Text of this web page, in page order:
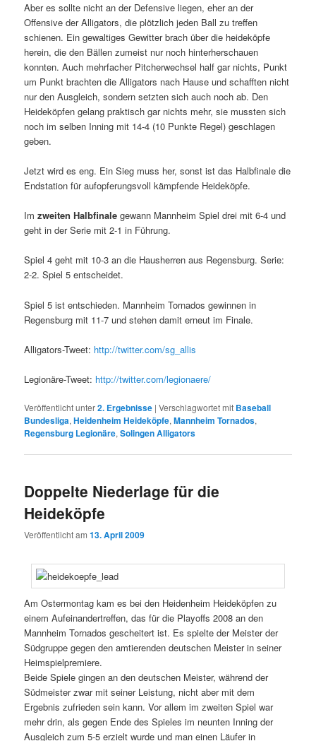
Aber es sollte nicht an der Defensive liegen, eher an der
Offensive der Alligators, die plötzlich jeden Ball zu treffen
schienen. Ein gewaltiges Gewitter brach über die heideköpfe
herein, die den Bällen zumeist nur noch hinterherschauen
konnten. Auch mehrfacher Pitcherwechsel half gar nichts, Punkt
um Punkt brachten die Alligators nach Hause und schafften nicht
nur den Ausgleich, sondern setzten sich auch noch ab. Den
Heideköpfen gelang praktisch gar nichts mehr, sie mussten sich
noch im selben Inning mit 14-4 (10 Punkte Regel) geschlagen
geben.
Jetzt wird es eng. Ein Sieg muss her, sonst ist das Halbfinale die
Endstation für aufopferungsvoll kämpfende Heideköpfe.
Imzweiten Halbfinale gewann Mannheim Spiel drei mit 6-4 und
geht in der Serie mit 2-1 in Führung.
Spiel 4 geht mit 10-3 an die Hausherren aus Regensburg. Serie:
2-2. Spiel 5 entscheidet.
Spiel 5 ist entschieden. Mannheim Tornados gewinnen in
Regensburg mit 11-7 und stehen damit erneut im Finale.
Alligators-Tweet: http://twitter.com/sg_allis
Legionäre-Tweet: http://twitter.com/legionaere/
Veröffentlicht unter2. Ergebnisse |Verschlagwortet mit Baseball
Bundesliga,Heidenheim Heideköpfe,Mannheim Tornados,
Regensburg Legionäre,Solingen Alligators
Doppelte Niederlage für die
Heideköpfe
Veröffentlicht am13. April 2009
Am Ostermontag kam es bei den Heidenheim Heideköpfen zu
einem Aufeinandertreffen, das für die Playoffs 2008 an den
Mannheim Tornados gescheitert ist. Es spielte der Meister der
Südgruppe gegen den amtierenden deutschen Meister in seiner
Heimspielpremiere.
Beide Spiele gingen an den deutschen Meister, während der
Südmeister zwar mit seiner Leistung, nicht aber mit dem
Ergebnis zufrieden sein kann. Vor allem im zweiten Spiel war
mehr drin, als gegen Ende des Spieles im neunten Inning der
Ausgleich zum 5-5 erzielt wurde und man einen Läufer in